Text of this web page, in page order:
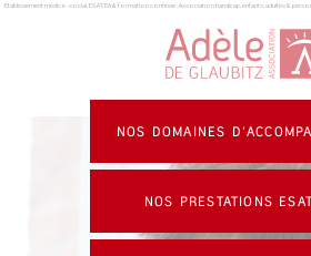
Panneau de gestion des cookies
Établissement médico-social, ESAT, EA & formation continue : Association handicap, enfants, adultes &
NOS DOMAINES
NOS PRESTATIONS